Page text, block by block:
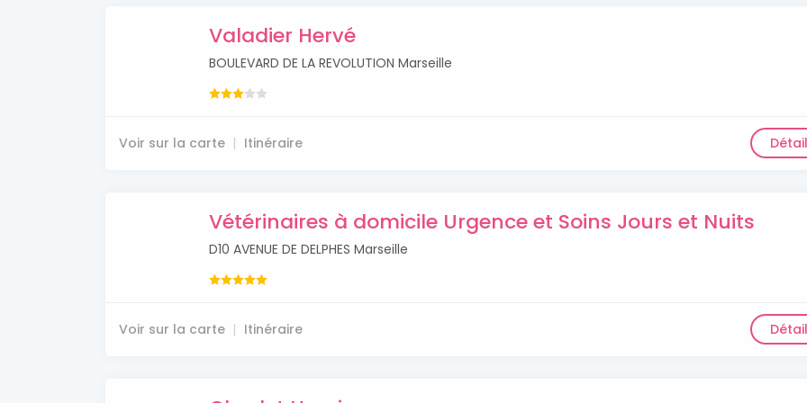
Valadier Hervé
BOULEVARD DE LA REVOLUTION Marseille
Voir sur la carte Itinéraire
Vétérinaires à domicile Urgence et Soins Jours et Nuits
D10 AVENUE DE DELPHES Marseille
Voir sur la carte Itinéraire